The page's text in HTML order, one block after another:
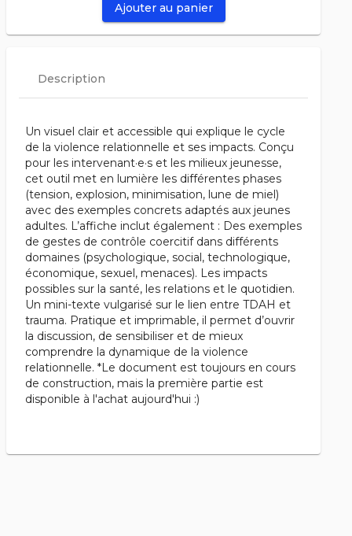
Ajouter au panier
Description
Un visuel clair et accessible qui explique le cycle
de la violence relationnelle et ses impacts. Conçu
pour les intervenant·e·s et les milieux jeunesse,
cet outil met en lumière les différentes phases
(tension, explosion, minimisation, lune de miel)
avec des exemples concrets adaptés aux jeunes
adultes. L’affiche inclut également : Des exemples
de gestes de contrôle coercitif dans différents
domaines (psychologique, social, technologique,
économique, sexuel, menaces). Les impacts
possibles sur la santé, les relations et le quotidien.
Un mini-texte vulgarisé sur le lien entre TDAH et
trauma. Pratique et imprimable, il permet d’ouvrir
la discussion, de sensibiliser et de mieux
comprendre la dynamique de la violence
relationnelle. *Le document est toujours en cours
de construction, mais la première partie est
disponible à l'achat aujourd'hui :)